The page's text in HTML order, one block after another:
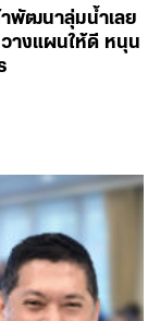
าพัฒนาลุ่มน้ำเลย
างแผนให้ดี หนุน